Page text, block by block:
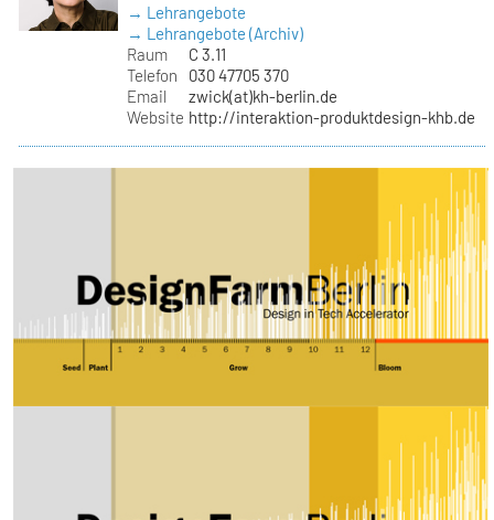
→ Lehrangebote
→ Lehrangebote (Archiv)
Raum
C 3.11
Telefon
030 47705 370
Email
zwick(at)kh-berlin.de
Website http://interaktion-produktdesign-khb.de